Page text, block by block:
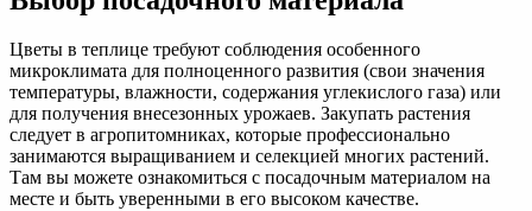
Цветы в теплице требуют соблюдения особенного
микроклимата для полноценного развития (свои значения
температуры, влажности, содержания углекислого газа) или
для получения внесезонных урожаев. Закупать растения
следует в агропитомниках, которые профессионально
занимаются выращиванием и селекцией многих растений.
Там вы можете ознакомиться с посадочным материалом на
месте и быть уверенными в его высоком качестве.